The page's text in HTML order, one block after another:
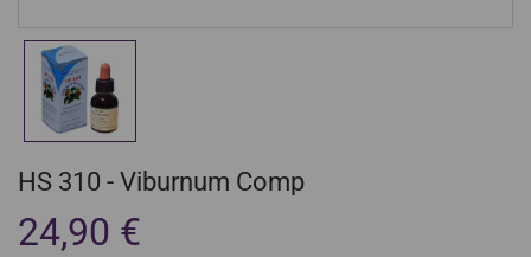
HS 310 - Viburnum Comp
24,90 €